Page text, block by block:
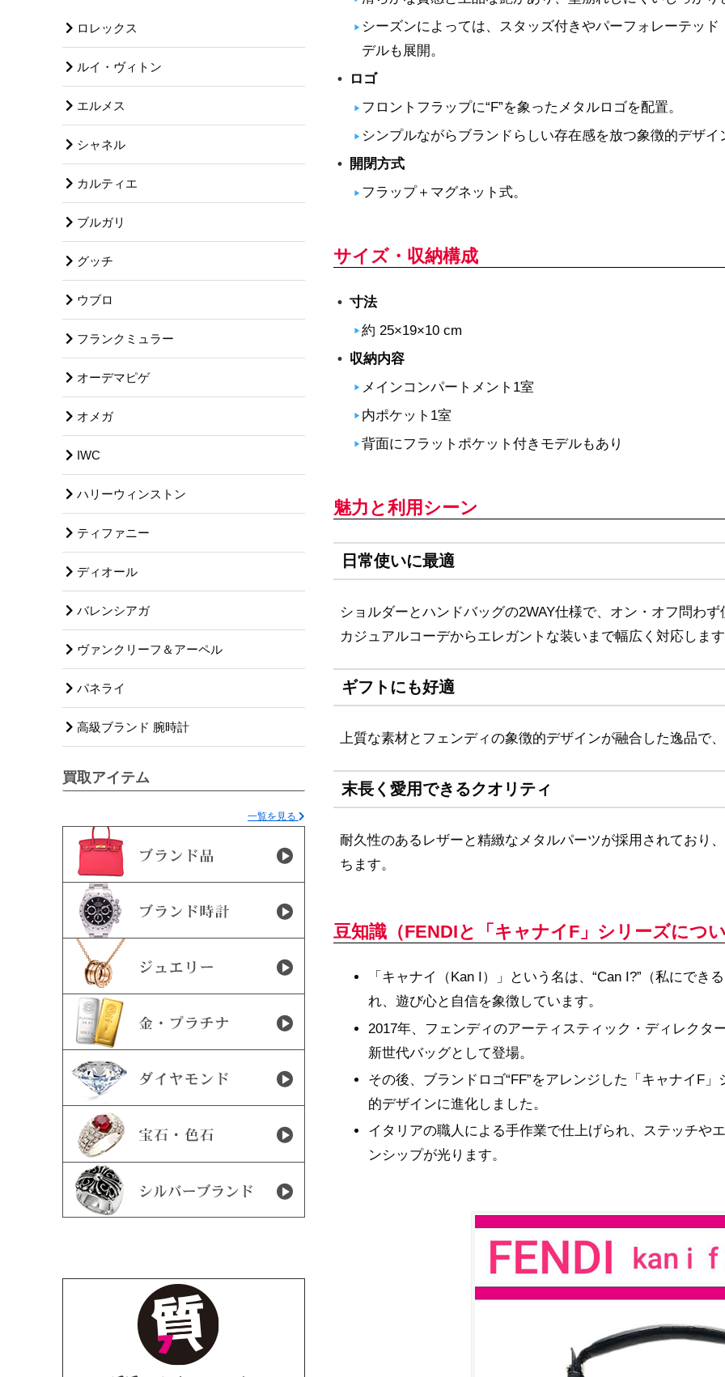
シーズンによっては、スタッズ付きやパーフォレーテッ
デルも展開。
ロゴ
フロントフラップに“F”を象ったメタルロゴを配置。
シンプルながらブランドらしい存在感を放つ象徴的デザイ
開閉方式
フラップ＋マグネット式。
サイズ・収納構成
寸法
約 25×19×10 cm
収納内容
メインコンパートメント1室
内ポケット1室
背面にフラットポケット付きモデルもあり
魅力と利用シーン
日常使いに最適
ショルダーとハンドバッグの2WAY仕様で、オン・オフ問わず
カジュアルコーデからエレガントな装いまで幅広く対応しま
ギフトにも好適
上質な素材とフェンディの象徴的デザインが融合した逸品で
末長く愛用できるクオリティ
耐久性のあるレザーと精緻なメタルパーツが採用されており
ちます。
豆知識（FENDIと「キャナイF」シリーズにつ
「キャナイ（Kan I）」という名は、“Can I?”（私にで
れ、遊び心と自信を象徴しています。
2017年、フェンディのアーティスティック・ディレクタ
新世代バッグとして登場。
その後、ブランドロゴ“FF”をアレンジした「キャナイF
的デザインに進化しました。
イタリアの職人による手作業で仕上げられ、ステッチや
ンシップが光ります。
ロレックス
ルイ・ヴィトン
エルメス
シャネル
カルティエ
ブルガリ
グッチ
ウブロ
フランクミュラー
オーデマピゲ
オメガ
IWC
ハリーウィンストン
ティファニー
ディオール
バレンシアガ
ヴァンクリーフ＆アーペル
パネライ
高級ブランド 腕時計
買取アイテム
一覧を見る